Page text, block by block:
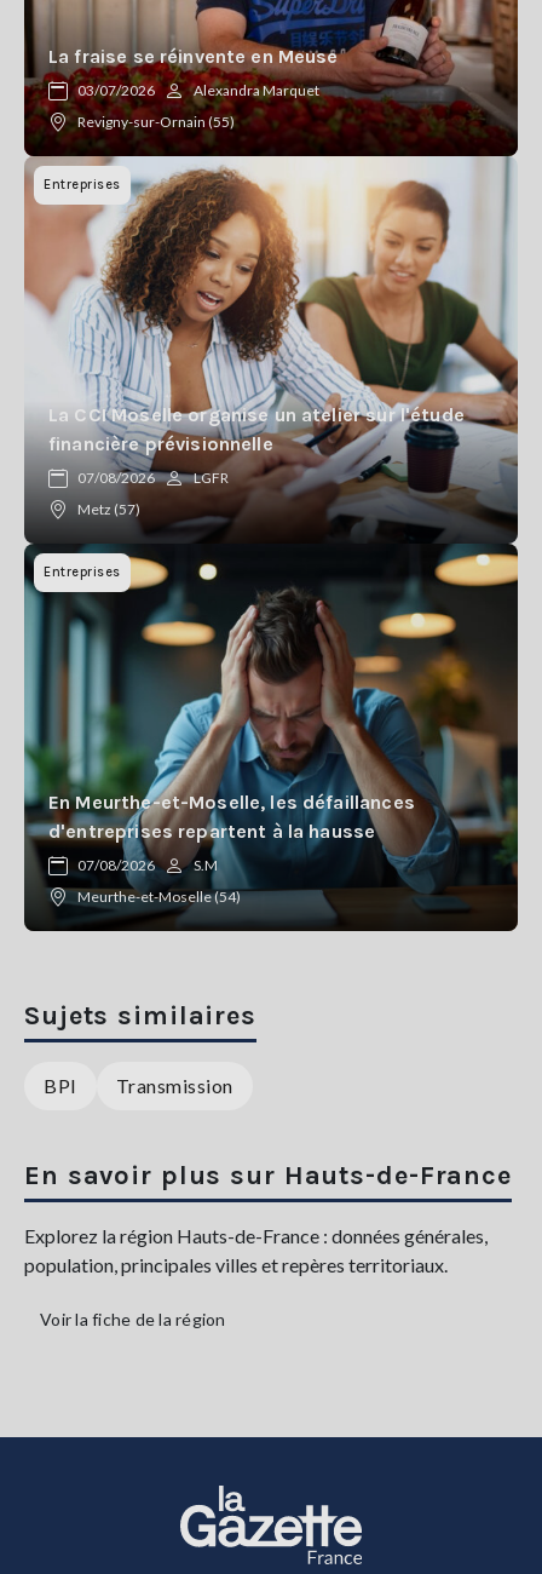
La fraise se réinvente en Meuse
03/07/2026
Alexandra Marquet
Revigny-sur-Ornain (55)
Entreprises
La CCI Moselle organise un atelier sur l'étude
financière prévisionnelle
07/08/2026
LGFR
Metz (57)
Entreprises
En Meurthe-et-Moselle, les défaillances
d'entreprises repartent à la hausse
07/08/2026
S.M
Meurthe-et-Moselle (54)
Sujets similaires
BPI Transmission
En savoir plus sur Hauts-de-France
Explorez la région Hauts-de-France : données générales,
population, principales villes et repères territoriaux.
Voir la fiche de la région